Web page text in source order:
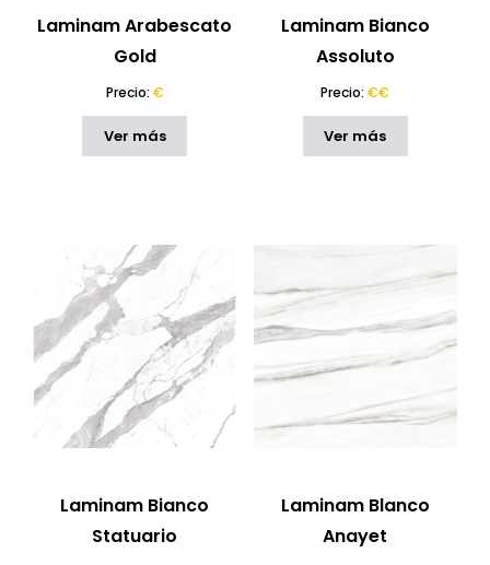
Laminam Arabescato
Gold
Precio: €
Ver más
Laminam Bianco
Assoluto
Precio:€€
Ver más
Laminam Bianco
Statuario
Laminam Blanco
Anayet